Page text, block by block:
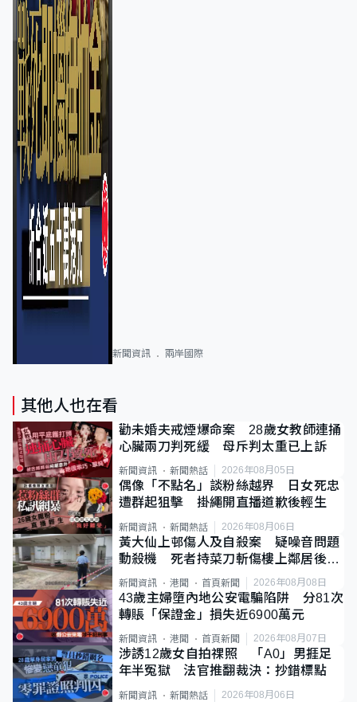
新聞資訊 兩岸國際
其他人也在看
勸未婚夫戒煙爆命案 28歲女教師連捅
心臟兩刀判死緩 母斥判太重已上訴
新聞資訊 新聞熱話 2026年08月05日
偶像「不點名」談粉絲越界 日女死忠
遭群起狙擊 掛繩開直播道歉後輕生
新聞資訊 新聞熱話 2026年08月06日
黃大仙上邨傷人及自殺案 疑噪音問題
動殺機 死者持菜刀斬傷樓上鄰居後墮
斃
新聞資訊 港聞 首頁新聞 2026年08月08日
43歲主婦墮內地公安電騙陷阱 分81次
轉賬「保證金」損失近6900萬元
新聞資訊 港聞 首頁新聞 2026年08月07日
涉誘12歲女自拍祼照 「A0」男捱足
年半冤獄 法官推翻裁決：抄錯標點
新聞資訊 新聞熱話 2026年08月06日